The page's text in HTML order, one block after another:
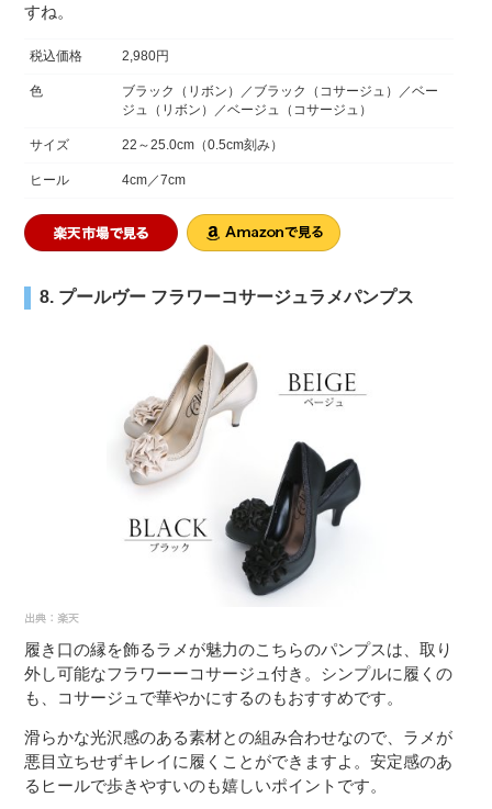
すね。
税込価格 2,980円
色
ブラック（リボン）／ブラック（コサージュ）／ベー
ジュ（リボン）／ベージュ（コサージュ）
サイズ 22～25.0cm（0.5cm刻み）
ヒール 4cm／7cm
8. プールヴー フラワーコサージュラメパンプス
履き口の縁を飾るラメが魅力のこちらのパンプスは、取り
外し可能なフラワーーコサージュ付き。シンプルに履くの
も、コサージュで華やかにするのもおすすめです。
滑らかな光沢感のある素材との組み合わせなので、ラメが
悪目立ちせずキレイに履くことができますよ。安定感のあ
るヒールで歩きやすいのも嬉しいポイントです。